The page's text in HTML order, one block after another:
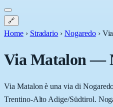
🔗
Home › Stradario › Nogaredo ›
Via Matalon—
Via Matalon è una via di
Trentino-Alto Adige/Südtirol.